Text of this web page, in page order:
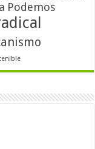
Podemos